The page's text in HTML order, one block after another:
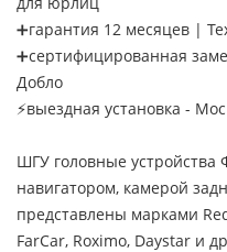
➕гарантия 12 месяцев |
➕сертифицированная
Добло
⚡выездная установка -
ШГУ головные устройства
навигатором, камерой
представлены марками
FarCar, Roximo, Daystar и